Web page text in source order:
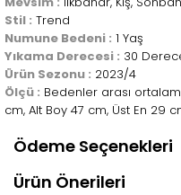
Stil : Trend
Numune Bedeni : 1 Yaş
Yıkama Derecesi : 30
Ürün Sezonu : 2023/4
Ölçü : Bedenler arası
cm, Alt Boy 47 cm, Üst En 29
Ödeme Seçenekleri
Ürün Önerileri